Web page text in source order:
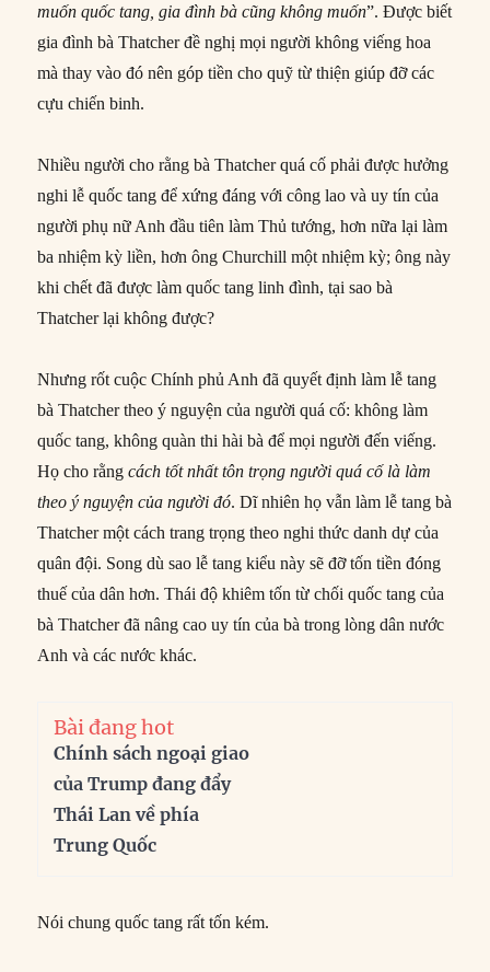
muốn quốc tang, gia đình bà cũng không muốn”. Được biết
gia đình bà Thatcher đề nghị mọi người không viếng hoa
mà thay vào đó nên góp tiền cho quỹ từ thiện giúp đỡ các
cựu chiến binh.
Nhiều người cho rằng bà Thatcher quá cố phải được hưởng
nghi lễ quốc tang để xứng đáng với công lao và uy tín của
người phụ nữ Anh đầu tiên làm Thủ tướng, hơn nữa lại làm
ba nhiệm kỳ liền, hơn ông Churchill một nhiệm kỳ; ông này
khi chết đã được làm quốc tang linh đình, tại sao bà
Thatcher lại không được?
Nhưng rốt cuộc Chính phủ Anh đã quyết định làm lễ tang
bà Thatcher theo ý nguyện của người quá cố: không làm
quốc tang, không quàn thi hài bà để mọi người đến viếng.
Họ cho rằngcách tốt nhất tôn trọng người quá cố là làm
theo ý nguyện của người đó. Dĩ nhiên họ vẫn làm lễ tang bà
Thatcher một cách trang trọng theo nghi thức danh dự của
quân đội. Song dù sao lễ tang kiểu này sẽ đỡ tốn tiền đóng
thuế của dân hơn. Thái độ khiêm tốn từ chối quốc tang của
bà Thatcher đã nâng cao uy tín của bà trong lòng dân nước
Anh và các nước khác.
Bài đang hot
Chính sách ngoại giao
của Trump đang đẩy
Thái Lan về phía
Trung Quốc
Nói chung quốc tang rất tốn kém.